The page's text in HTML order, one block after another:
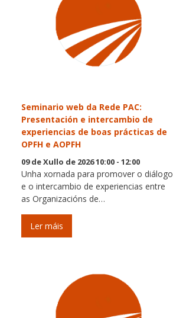
Seminario web da Rede PAC:
Presentación e intercambio de
experiencias de boas prácticas de
OPFH e AOPFH
09 de Xullo de 2026 10:00 - 12:00
Unha xornada para promover o diálogo
e o intercambio de experiencias entre
as Organizacións de…
Ler máis